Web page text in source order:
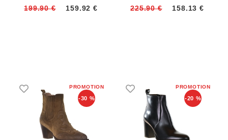
199.90 €
159.92 €
225.90 €
158.13 €
-30 % -20 %